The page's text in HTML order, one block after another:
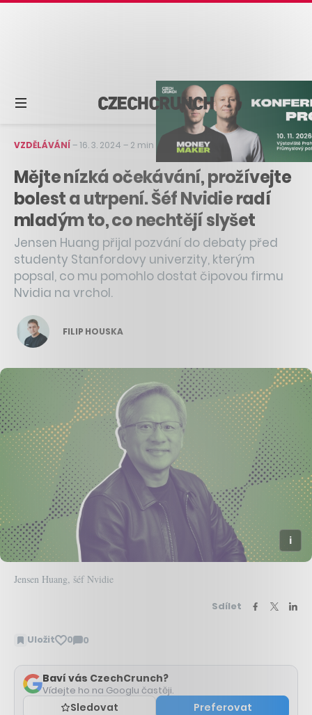
VZDĚLÁVÁNÍ–16. 3. 2024 – 2 min čtení
Mějte nízká očekávání, prožívejte
bolest a utrpení. Šéf Nvidie radí
mladým to, co nechtějí slyšet
Jensen Huang přijal pozvání do debaty před
studenty Stanfordovy univerzity, kterým
popsal, co mu pomohlo dostat čipovou firmu
Nvidia na vrchol.
FILIP HOUSKA
Jensen Huang, šéf Nvidie
Sdílet
Uložit 0 0
Zobrazit
Baví vás CzechCrunch?
Vídejte ho na Googlu častěji.
Sledovat Preferovat